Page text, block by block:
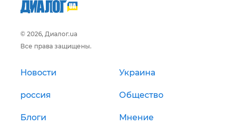
© 2026, Диалог.ua
Все права защищены.
Новости Украина
россия Общество
Блоги Мнение